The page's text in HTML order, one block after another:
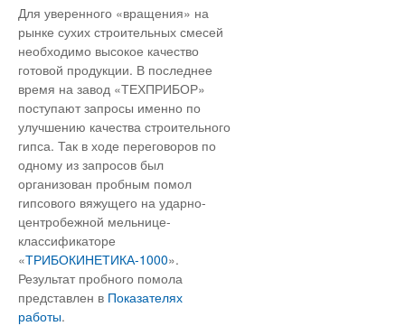
Для уверенного «вращения» на
рынке сухих строительных смесей
необходимо высокое качество
готовой продукции. В последнее
время на завод «ТЕХПРИБОР»
поступают запросы именно по
улучшению качества строительного
гипса. Так в ходе переговоров по
одному из запросов был
организован пробным помол
гипсового вяжущего на ударно-
центробежной мельнице-
классификаторе
«ТРИБОКИНЕТИКА-1000».
Результат пробного помола
представлен в Показателях
работы.